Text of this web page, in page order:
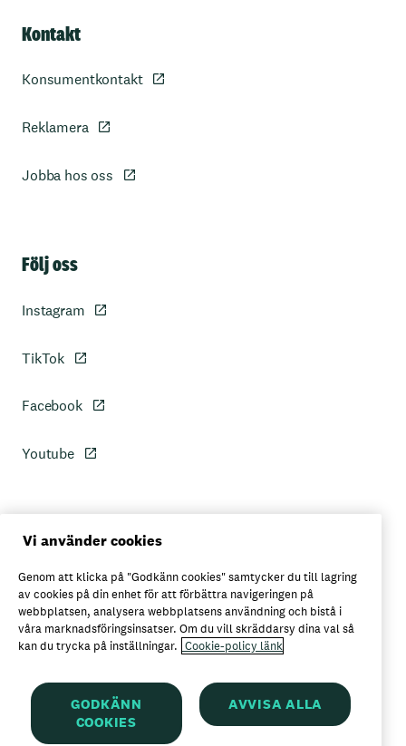
Kontakt
Konsumentkontakt
Reklamera
Jobba hos oss
Följ oss
Instagram
TikTok
Facebook
Youtube
Personuppgiftspolicy
Axfoods integritetspolicy
Här kan du köpa Garant
Vi använder cookies
Genom att klicka på "Godkänn cookies" samtycker du till lagring
av cookies på din enhet för att förbättra navigeringen på
webbplatsen, analysera webbplatsens användning och bistå i
våra marknadsföringsinsatser. Om du vill skräddarsy dina val så
kan du trycka på inställningar. Cookie-policy länk
GODKÄNN
COOKIES
AVVISA ALLA